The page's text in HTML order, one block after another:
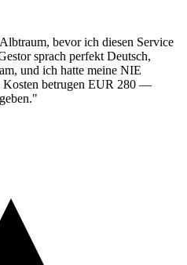
bevor ich diesen Service
sprach perfekt Deutsch,
und ich hatte meine NIE
Kosten betrugen EUR 280 —